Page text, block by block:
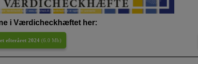
i Værdicheckhæftet her:
efteråret 2024 (6.0 Mb)